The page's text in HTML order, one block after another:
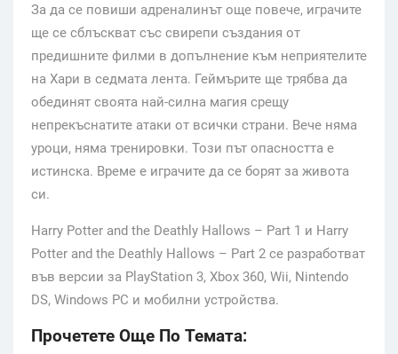
За да се повиши адреналинът още повече, играчите
ще се сблъскват със свирепи създания от
предишните филми в допълнение към неприятелите
на Хари в седмата лента. Геймърите ще трябва да
обединят своята най-силна магия срещу
непрекъснатите атаки от всички страни. Вече няма
уроци, няма тренировки. Този път опасността е
истинска. Време е играчите да се борят за живота
си.
Harry Potter and the Deathly Hallows – Part 1 и Harry
Potter and the Deathly Hallows – Part 2 се разработват
във версии за PlayStation 3, Xbox 360, Wii, Nintendo
DS, Windows PC и мобилни устройства.
Прочетете Още По Темата: